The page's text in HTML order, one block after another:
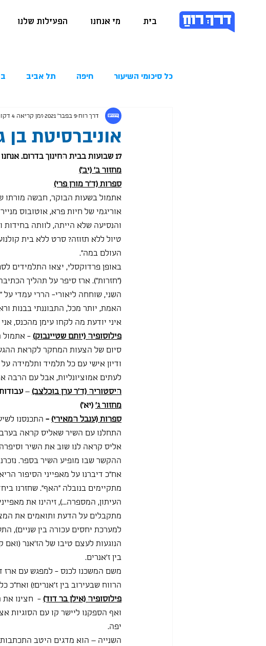
הפעילות שלנו מי אנחנו בית
כל סיכומי השיעור חיפה תל אביב
אוניברסיטת בן גוריון
דרך רוח 9 בפבר׳ 2021 זמן קריאה 4 דקות
17 שבועות בבית החינוך בדרום. אנחנו ממשיכים בשלנו וזה רק הולך ומשתבח משבוע לשבוע:
מחזור ב' (יב')
ספרות (ד"ר מורן פרי)
אתמול בשעות הבוקר, חבשה מורתו
אוריגמי של חיות פרא, אוטובוס
והנסיעה שלא הייתה, לוותה
טיול ללא תזוזה? סרט ללא בית
העולם במה".
באופן פרדוקסלי, יצאו התלמידים
("חזרות"). ארז סיפר על תהליך
השני, שוחחה ליאורי- הררי עמדי
האמת, יותר מכל, התבוננתי בבנות
איני יודעת מה לקחו עימן מהכנס,
פילוסופיה (יותם שטיינבוק) - אתמול
סיום של הצעות המחקר לקראת
ודיון אישי עם כל תלמיד ותלמידה
לעתים אמוציונליות, אבל עם
היסטוריה (ד"ר ערן בוכלצב) –
מחזור ג' (יא')
ספרות (ענבל המאירי) - התכנסנו
התחלנו עם השיר שאליס קראה
אליס קראה לנו שוב את השיר
ההקשר שבו מופיע השיר בספר.
אח"כ דיברנו על מאפייני הסיפור
מתקיימים בנובלה "האף". שחזרנו
העיתון, המספרה...), זיהינו את
מתקבלים על הדעת ותואמים את
למערכת יחסים עכורה בין שניים),
הנוגעות לעצם טיבו של הז'אנר (ואם
בין ז'אנרים.
משם המשכנו לכנס - למפגש עם ארז
הרווח שבעירוב בין ז'אנרים!)
פילוסופיה (אילן בר דוד) -  חצינו
ואף הספקנו ליישר קו עם הסוגיות
יפה.
השנייה – הוא מדגים היטב